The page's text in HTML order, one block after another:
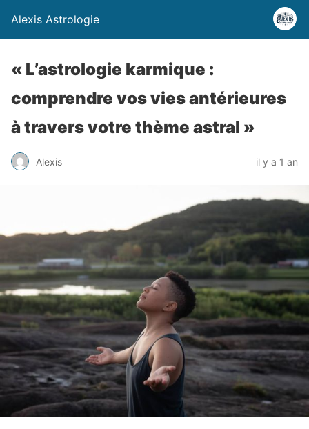
Alexis Astrologie
« L’astrologie karmique :
comprendre vos vies antérieures
à travers votre thème astral »
Alexis il y a 1 an